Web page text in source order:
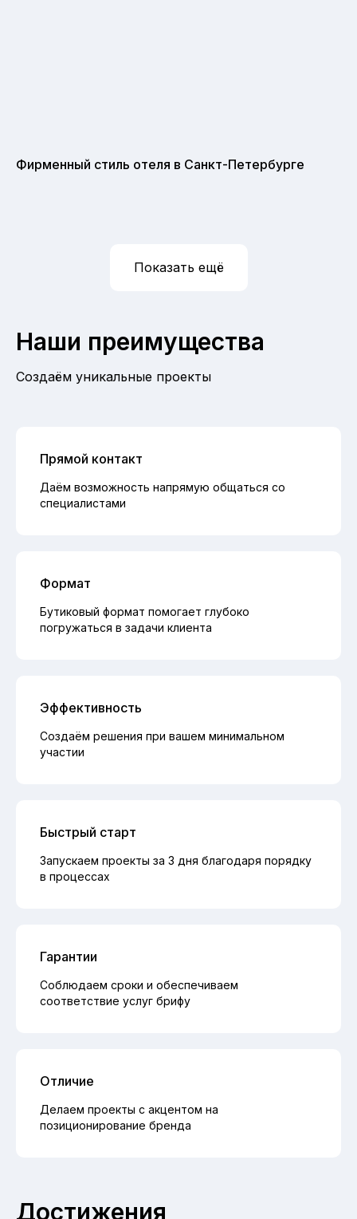
Фирменный стиль отеля в Санкт-Петербурге
Показать ещё
Наши преимущества
Создаём уникальные проекты
Прямой контакт
Даём возможность напрямую общаться со
специалистами
Формат
Бутиковый формат помогает глубоко
погружаться в задачи клиента
Эффективность
Создаём решения при вашем минимальном
участии
Быстрый старт
Запускаем проекты за 3 дня благодаря порядку
в процессах
Гарантии
Соблюдаем сроки и обеспечиваем
соответствие услуг брифу
Отличие
Делаем проекты с акцентом на
позиционирование бренда
Достижения